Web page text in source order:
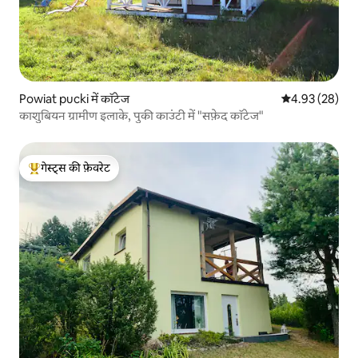
Powiat pucki में कॉटेज औसत रेटिंग 5 में
4.93 (28)
काशुबियन ग्रामीण इलाके, पुकी काउंटी में "सफ़ेद कॉटेज"
गेस्ट्स का टॉप फ़ेवरेट
गेस्ट्स की फ़ेवरेट